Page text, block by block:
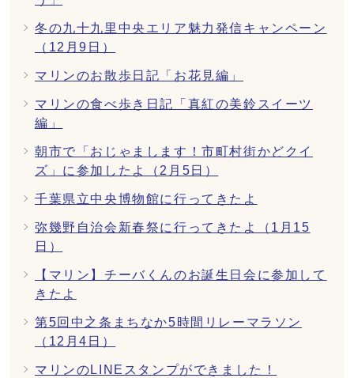
冬の九十九里中央エリア魅力発信キャンペーン
（12月9日）
マリンのお散歩日記「お花見編」
マリンの食べ歩き日記「真紅の美鈴スイーツ
編」
朝市で「おじゃまします！市町村街かどクイ
ズ」に参加したよ（2月5日）
千葉県立中央博物館に行ってきたよ
弥幾野自治会新春祭に行ってきたよ（1月15
日）
【マリン】チーバくんのお誕生日会に参加して
きたよ
第5回中之条まちなか5時間リレーマラソン
（12月4日）
マリンのLINEスタンプができました！